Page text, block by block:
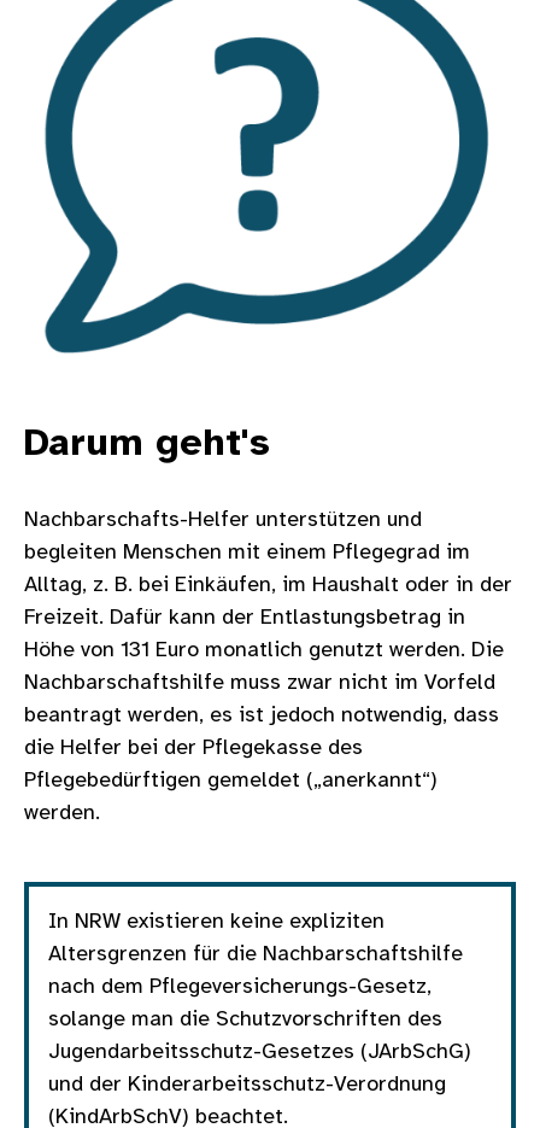
Darum geht's
Nachbarschafts-Helfer unterstützen und
begleiten Menschen mit einem Pflegegrad im
Alltag, z. B. bei Einkäufen, im Haushalt oder in der
Freizeit. Dafür kann der Entlastungsbetrag in
Höhe von 131 Euro monatlich genutzt werden. Die
Nachbarschaftshilfe muss zwar nicht im Vorfeld
beantragt werden, es ist jedoch notwendig, dass
die Helfer bei der Pflegekasse des
Pflegebedürftigen gemeldet („anerkannt“)
werden.
In NRW existieren keine expliziten
Altersgrenzen für die Nachbarschaftshilfe
nach dem Pflegeversicherungs-Gesetz,
solange man die Schutzvorschriften des
Jugendarbeitsschutz-Gesetzes (JArbSchG)
und der Kinderarbeitsschutz-Verordnung
(KindArbSchV) beachtet.